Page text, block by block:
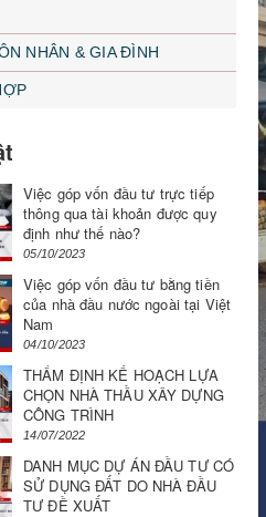
NHÂN & GIA ĐÌNH
Việc góp vốn đầu tư trực tiếp
thông qua tài khoản được quy
định như thế nào?
05/10/2023
Việc góp vốn đầu tư bằng tiền
của nhà đầu nước ngoài tại Việt
Nam
04/10/2023
THẨM ĐỊNH KẾ HOẠCH LỰA
CHỌN NHÀ THẦU XÂY DỰNG
CÔNG TRÌNH
14/07/2022
DANH MỤC DỰ ÁN ĐẦU TƯ CÓ
SỬ DỤNG ĐẤT DO NHÀ ĐẦU
TƯ ĐỀ XUẤT